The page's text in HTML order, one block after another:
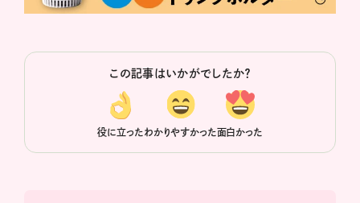
この記事はいかがでしたか？
役に立ったわかりやすかった面白かった